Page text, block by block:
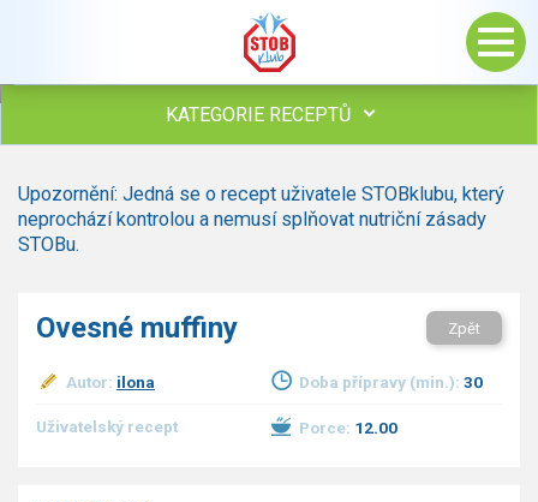
KATEGORIE RECEPTŮ
Polévky
Studená kuchyně
Bezmasé a zeleninové
Sladké pokrmy
Dezerty
Upozornění: Jedná se o recept uživatele STOBklubu, který
neprochází kontrolou a nemusí splňovat nutriční zásady
STOBu.
Ovesné muffiny Zpět
Autor: ilona Doba přípravy (min.): 30
Uživatelský recept Porce: 12.00